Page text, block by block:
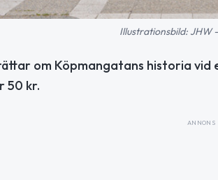
Illustrationsbild: JHW
om Köpmangatans historia
50 kr.
ANNONS